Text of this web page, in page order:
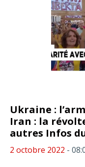
Ukraine :
Iran : la
autres Infos
2 octobre 2022 -